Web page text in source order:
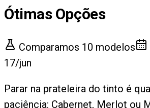
Ótimas Opções
Comparamos 10 modelos
17/jun
Parar na prateleira do tinto é
paciência: Cabernet, Merlot ou